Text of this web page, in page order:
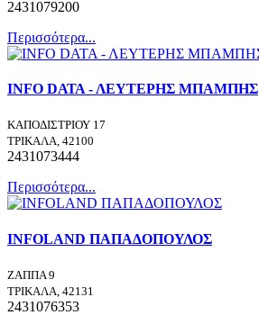
2431079200
Περισσότερα...
INFO DΑΤΑ - ΛΕΥΤΕΡΗΣ ΜΠΑΜΠΗΣ
ΚΑΠΟΔΙΣΤΡΙΟΥ 17
ΤΡΙΚΑΛΑ, 42100
2431073444
Περισσότερα...
INFOLAND ΠΑΠΑΔΟΠΟΥΛΟΣ
ΖΑΠΠΑ 9
ΤΡΙΚΑΛΑ, 42131
2431076353